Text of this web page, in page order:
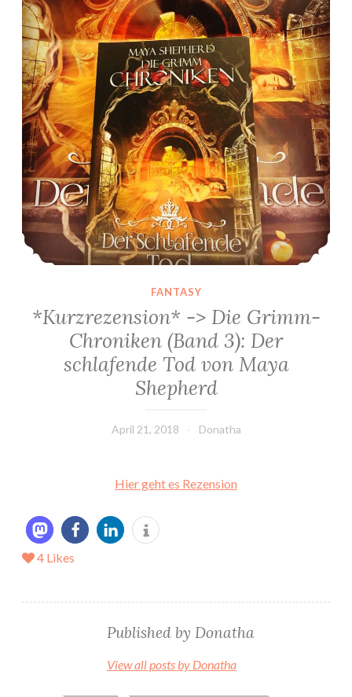
FANTASY
*Kurzrezension* -> Die Grimm-
Chroniken (Band 3): Der
schlafende Tod von Maya
Shepherd
April 21, 2018 Donatha
Hier geht es Rezension
4 Likes
Published by Donatha
View all posts by Donatha